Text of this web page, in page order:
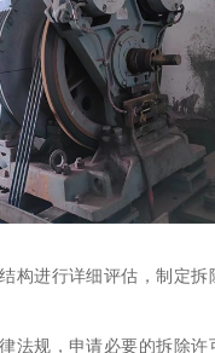
构进行详细评估，制定拆
法规，申请必要的拆除许